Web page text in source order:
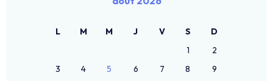
L M M J V S
D
1
2
3
4 5 6 7 8
9